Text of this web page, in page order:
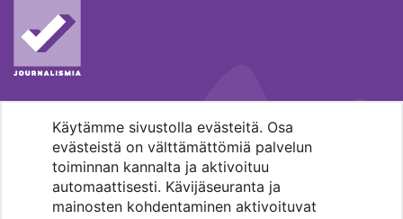
Käytämme sivustolla evästeitä. Osa
evästeistä on välttämättömiä palvelun
toiminnan kannalta ja aktivoituu
automaattisesti. Kävijäseuranta ja
mainosten kohdentaminen aktivoituvat
MENOHAKU